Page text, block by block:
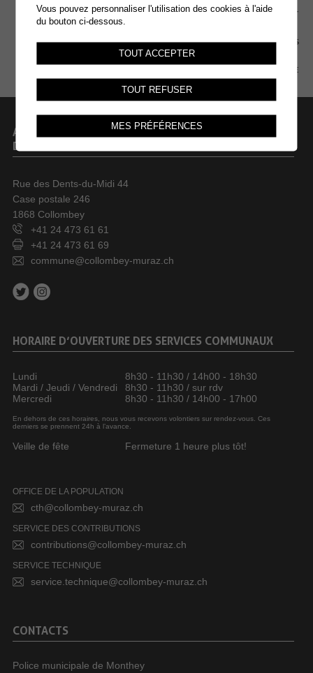
EXTRANET
MENTIONS LÉGALES
PLAN DU SITE
ADMINISTRATION COMMUNALE
DE COLLOMBEY-MURAZ
Rue des Dents-du-Midi 44
Case postale 246
1868 Collombey
+41 24 473 61 61
+41 24 473 61 69
commune@collombey-muraz.ch
HORAIRE D’OUVERTURE DES SERVICES COMMUNAUX
Lundi
8h30 - 11h30 / 14h00 - 18h30
Mardi / Jeudi / Vendredi
8h30 - 11h30 / sur rdv
Mercredi
8h30 - 11h30 / 14h00 - 17h00
En dehors de ces horaires, nous vous recevons volontiers sur rendez-vous. Ces
derniers se prennent 24h à l’avance.
Veille de fête Fermeture 1 heure plus tôt!
OFFICE DE LA POPULATION
cth@collombey-muraz.ch
SERVICE DES CONTRIBUTIONS
contributions@collombey-muraz.ch
SERVICE TECHNIQUE
service.technique@collombey-muraz.ch
CONTACTS
Police municipale de Monthey
Vous pouvez personnaliser l'utilisation des cookies à l'aide
du bouton ci-dessous.
TOUT ACCEPTER
TOUT REFUSER
MES PRÉFÉRENCES